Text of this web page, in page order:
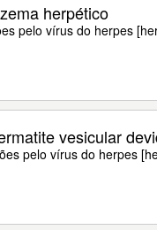
herpético
pelo vírus do herpes
vesicular
pelo vírus do herpes